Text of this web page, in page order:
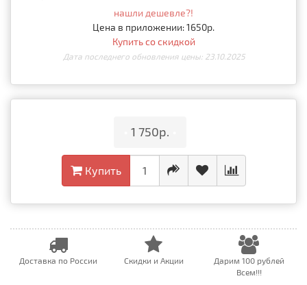
нашли дешевле?!
Цена в приложении: 1650р.
Купить со скидкой
Дата последнего обновления цены: 23.10.2025
1 750р.
Купить
Доставка по России Скидки и Акции
Дарим 100 рублей
Всем!!!